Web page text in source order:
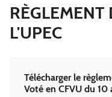
RÈGLEMENT
L'UPEC
Télécharger le
Voté en CFVU du 10